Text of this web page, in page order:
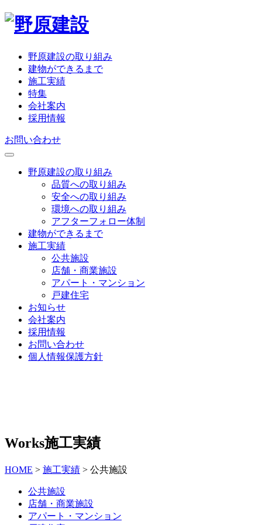
野原建設の取り組み
建物ができるまで
施工実績
特集
会社案内
採用情報
お問い合わせ
野原建設の取り組み
品質への取り組み
安全への取り組み
環境への取り組み
アフターフォロー体制
建物ができるまで
施工実績
公共施設
店舗・商業施設
アパート・マンション
戸建住宅
お知らせ
会社案内
採用情報
お問い合わせ
個人情報保護方針
Works施工実績
HOME > 施工実績 > 公共施設
公共施設
店舗・商業施設
アパート・マンション